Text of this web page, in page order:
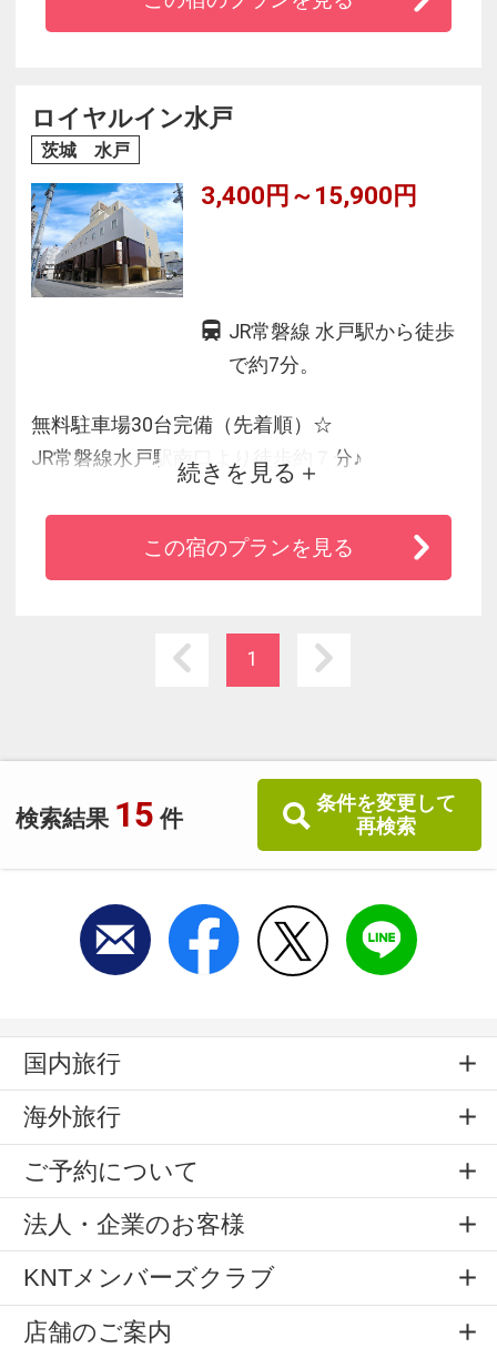
検索結果 15 件
条件を変更して
再検索
営ひたち海浜公園や阿字ヶ浦海水浴場などの施
ロイヤルイン水戸
茨城 水戸
3,400円～15,900円
JR常磐線 水戸駅から徒歩
で約7分。
無料駐車場30台完備（先着順）☆
JR常磐線水戸駅南口より徒歩約７分♪
コンビニ徒歩約2分！
続きを見る
この宿のプランを見る
1
国内旅行
海外旅行
ご予約について
法人・企業のお客様
KNTメンバーズクラブ
店舗のご案内